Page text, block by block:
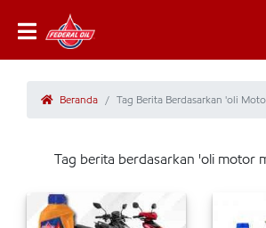
Beranda Tag Berita Berdasarkan 'oli
Tag berita berdasarkan 'oli motor